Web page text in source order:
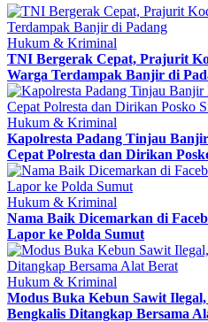
Hukum & Kriminal
TNI Bergerak Cepat, Prajurit
Warga Terdampak Banjir di
Hukum & Kriminal
Kapolresta Padang Tinjau
Cepat Polresta dan Dirikan
Hukum & Kriminal
Nama Baik Dicemarkan di
Lapor ke Polda Sumut
Hukum & Kriminal
Modus Buka Kebun Sawit
Bengkalis Ditangkap Bersama